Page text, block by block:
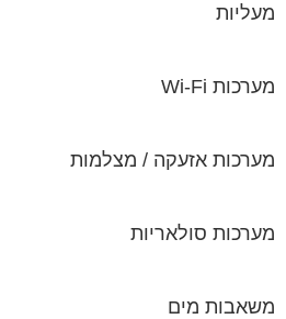
מעליות
מערכות Wi-Fi
מערכות אזעקה / מצלמות
מערכות סולאריות
משאבות מים